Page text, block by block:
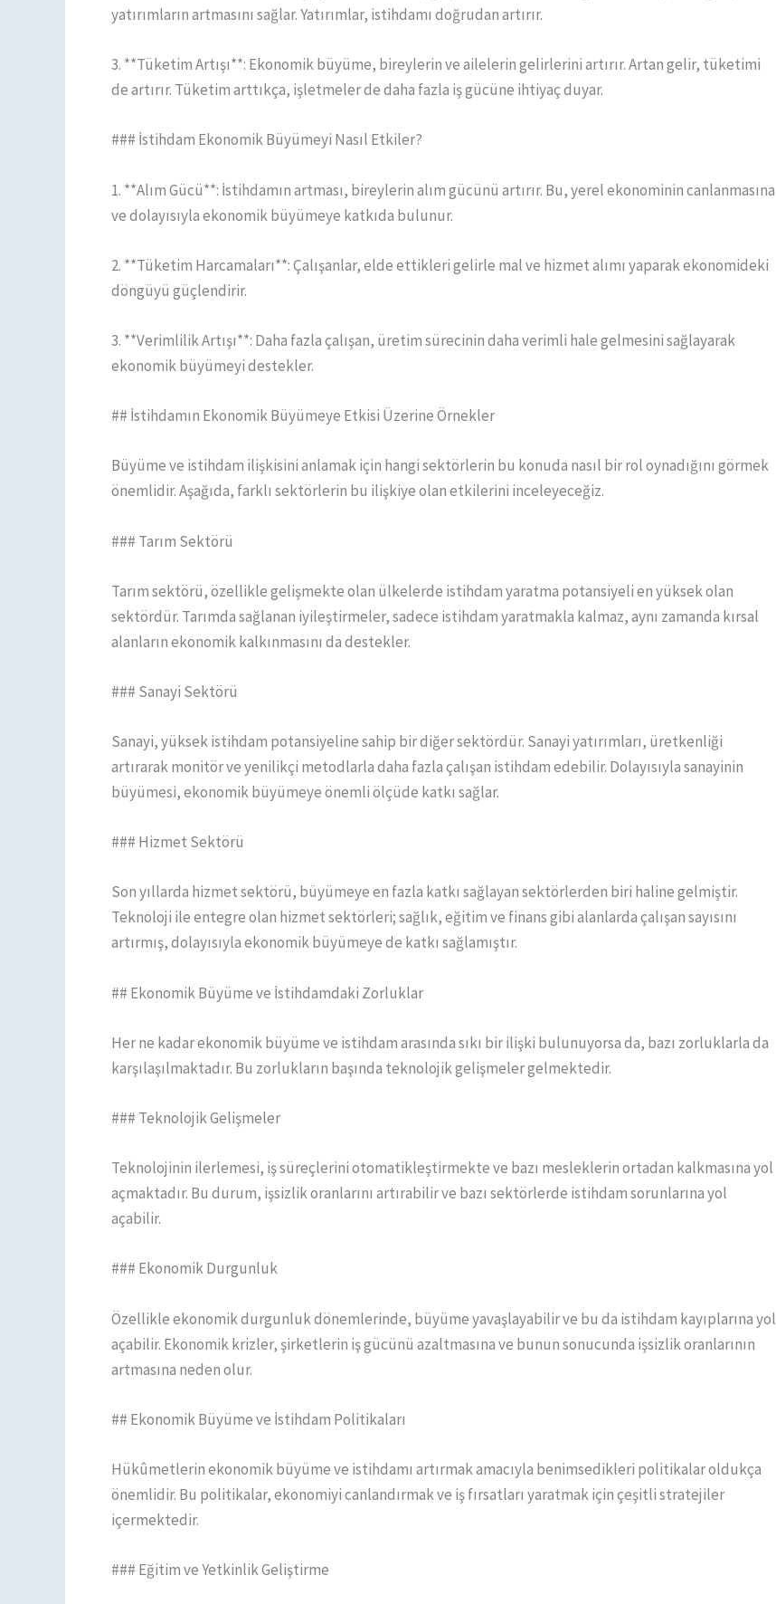
yatırımların artmasını sağlar. Yatırımlar, istihdamı doğrudan artırır.
3. **Tüketim Artışı**: Ekonomik büyüme, bireylerin ve ailelerin gelirlerini artırır. Artan gelir, tüketimi
de artırır. Tüketim arttıkça, işletmeler de daha fazla iş gücüne ihtiyaç duyar.
### İstihdam Ekonomik Büyümeyi Nasıl Etkiler?
1. **Alım Gücü**: İstihdamın artması, bireylerin alım gücünü artırır. Bu, yerel ekonominin canlanmasına
ve dolayısıyla ekonomik büyümeye katkıda bulunur.
2. **Tüketim Harcamaları**: Çalışanlar, elde ettikleri gelirle mal ve hizmet alımı yaparak ekonomideki
döngüyü güçlendirir.
3. **Verimlilik Artışı**: Daha fazla çalışan, üretim sürecinin daha verimli hale gelmesini sağlayarak
ekonomik büyümeyi destekler.
## İstihdamın Ekonomik Büyümeye Etkisi Üzerine Örnekler
Büyüme ve istihdam ilişkisini anlamak için hangi sektörlerin bu konuda nasıl bir rol oynadığını görmek
önemlidir. Aşağıda, farklı sektörlerin bu ilişkiye olan etkilerini inceleyeceğiz.
### Tarım Sektörü
Tarım sektörü, özellikle gelişmekte olan ülkelerde istihdam yaratma potansiyeli en yüksek olan
sektördür. Tarımda sağlanan iyileştirmeler, sadece istihdam yaratmakla kalmaz, aynı zamanda kırsal
alanların ekonomik kalkınmasını da destekler.
### Sanayi Sektörü
Sanayi, yüksek istihdam potansiyeline sahip bir diğer sektördür. Sanayi yatırımları, üretkenliği
artırarak monitör ve yenilikçi metodlarla daha fazla çalışan istihdam edebilir. Dolayısıyla sanayinin
büyümesi, ekonomik büyümeye önemli ölçüde katkı sağlar.
### Hizmet Sektörü
Son yıllarda hizmet sektörü, büyümeye en fazla katkı sağlayan sektörlerden biri haline gelmiştir.
Teknoloji ile entegre olan hizmet sektörleri; sağlık, eğitim ve finans gibi alanlarda çalışan sayısını
artırmış, dolayısıyla ekonomik büyümeye de katkı sağlamıştır.
## Ekonomik Büyüme ve İstihdamdaki Zorluklar
Her ne kadar ekonomik büyüme ve istihdam arasında sıkı bir ilişki bulunuyorsa da, bazı zorluklarla da
karşılaşılmaktadır. Bu zorlukların başında teknolojik gelişmeler gelmektedir.
### Teknolojik Gelişmeler
Teknolojinin ilerlemesi, iş süreçlerini otomatikleştirmekte ve bazı mesleklerin ortadan kalkmasına yol
açmaktadır. Bu durum, işsizlik oranlarını artırabilir ve bazı sektörlerde istihdam sorunlarına yol
açabilir.
### Ekonomik Durgunluk
Özellikle ekonomik durgunluk dönemlerinde, büyüme yavaşlayabilir ve bu da istihdam kayıplarına yol
açabilir. Ekonomik krizler, şirketlerin iş gücünü azaltmasına ve bunun sonucunda işsizlik oranlarının
artmasına neden olur.
## Ekonomik Büyüme ve İstihdam Politikaları
Hükûmetlerin ekonomik büyüme ve istihdamı artırmak amacıyla benimsedikleri politikalar oldukça
önemlidir. Bu politikalar, ekonomiyi canlandırmak ve iş fırsatları yaratmak için çeşitli stratejiler
içermektedir.
### Eğitim ve Yetkinlik Geliştirme